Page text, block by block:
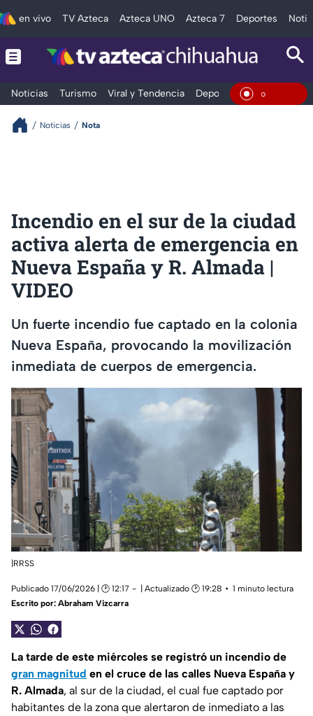
en vivo TV Azteca Azteca UNO Azteca 7 Deportes
Noticias Turismo Viral y Tendencia Deportes Espectáculos
En Vivo
Noticias Nota
Incendio en el sur de la ciudad
activa alerta de emergencia en
Nueva España y R. Almada |
VIDEO
Un fuerte incendio fue captado en la colonia
Nueva España, provocando la movilización
inmediata de cuerpos de emergencia.
|RRSS
Publicado 17/06/2026 | 🕑 12:17 | Actualizado 🕑 19:28
1 minuto lectura
Escrito por: Abraham Vizcarra
La tarde de este miércoles se registró un incendio de
gran magnitud en el cruce de las calles Nueva España y
R. Almada, al sur de la ciudad, el cual fue captado por
habitantes de la zona que alertaron de inmediato a las